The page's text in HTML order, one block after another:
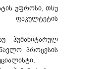
უფროსი, თსუ
ფაკულტეტის
ჰუმანიტარულ
პროცესის